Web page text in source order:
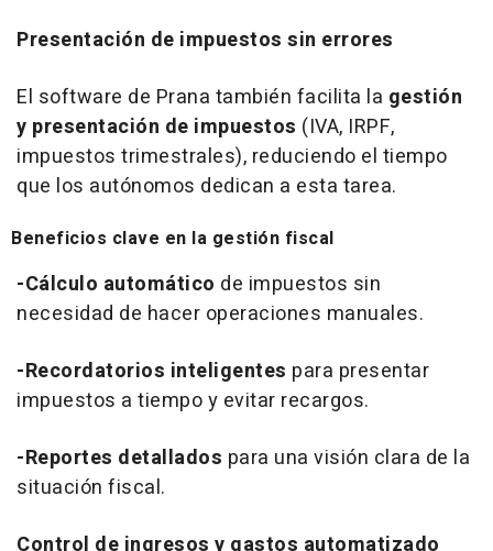
Presentación de impuestos sin errores
El software de Prana también facilita la gestión
y presentación de impuestos (IVA, IRPF,
impuestos trimestrales), reduciendo el tiempo
que los autónomos dedican a esta tarea.
Beneficios clave en la gestión fiscal
-Cálculo automático de impuestos sin
necesidad de hacer operaciones manuales.
-Recordatorios inteligentes para presentar
impuestos a tiempo y evitar recargos.
-Reportes detallados para una visión clara de la
situación fiscal.